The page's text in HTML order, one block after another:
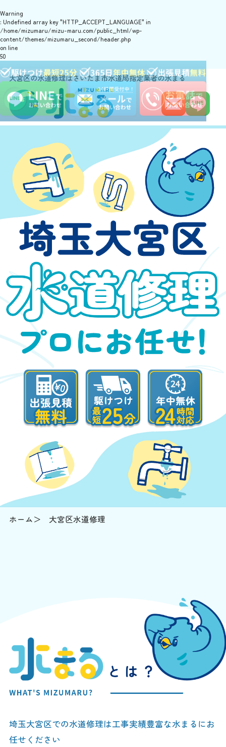
Warning
: Undefined array key "HTTP_ACCEPT_LANGUAGE" in
/home/mizumaru/mizu-maru.com/public_html/wp-
content/themes/mizumaru_second/header.php
on line
50
大宮区の水道修理はさいたま市水道局指定業者の水まる
埼玉大宮区
ホーム 大宮区水道修理
埼玉大宮区での水道修理は工事実績豊富な水まるにお
任せください